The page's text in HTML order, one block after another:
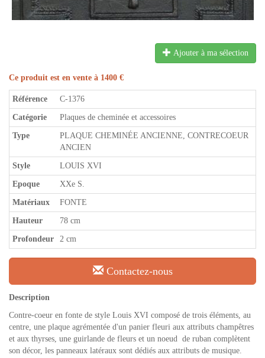
Ajouter à ma sélection
Ce produit est en vente à 1400 €
Référence C-1376
Catégorie Plaques de cheminée et accessoires
Type
PLAQUE CHEMINÉE ANCIENNE, CONTRECOEUR
ANCIEN
Style LOUIS XVI
Epoque XXe S.
Matériaux FONTE
Hauteur 78 cm
Profondeur 2 cm
Contactez-nous
Description
Contre-coeur en fonte de style Louis XVI composé de trois éléments, au
centre, une plaque agrémentée d'un panier fleuri aux attributs champêtres
et aux thyrses, une guirlande de fleurs et un noeud de ruban complètent
son décor, les panneaux latéraux sont dédiés aux attributs de musique.